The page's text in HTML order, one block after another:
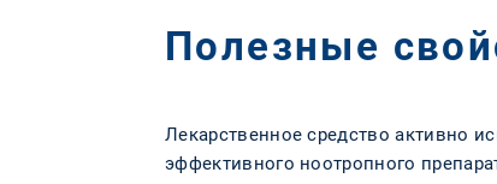
Полезные
Лекарственное средство активно
эффективного ноотропного